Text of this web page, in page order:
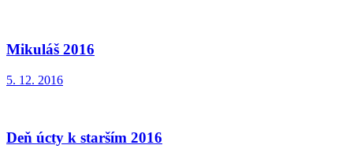
Mikuláš 2016
5. 12. 2016
Deň úcty k starším 2016